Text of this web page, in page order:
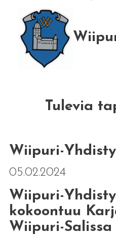
Tulevia
Wiipuri-
05.02.2024
Wiipuri-
kokoontuu
Wiipuri-Salissa